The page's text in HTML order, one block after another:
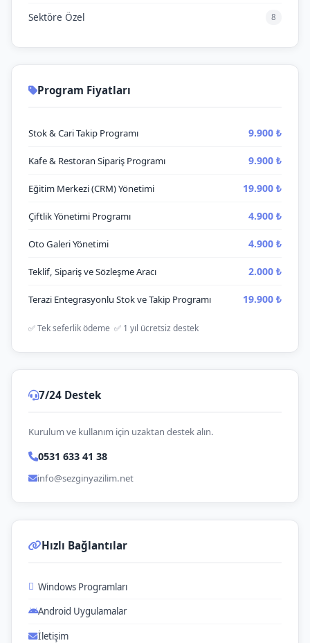
Sektöre Özel 8
Program Fiyatları
Stok & Cari Takip Programı 9.900 ₺
Kafe & Restoran Sipariş Programı 9.900 ₺
Eğitim Merkezi (CRM) Yönetimi 19.900 ₺
Çiftlik Yönetimi Programı 4.900 ₺
Oto Galeri Yönetimi 4.900 ₺
Teklif, Sipariş ve Sözleşme Aracı 2.000 ₺
Terazi Entegrasyonlu Stok ve Takip Programı 19.900 ₺
✅ Tek seferlik ödeme ✅ 1 yıl ücretsiz destek
7/24 Destek
Kurulum ve kullanım için uzaktan destek alın.
0531 633 41 38
info@sezginyazilim.net
Hızlı Bağlantılar
Windows Programları
Android Uygulamalar
İletişim